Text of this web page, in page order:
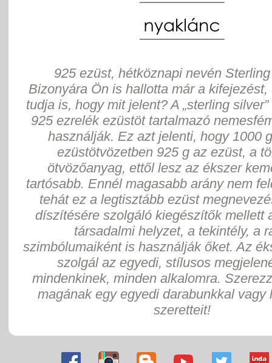
925 ezüst, hétköznapi nevén
Bizonyára Ön is hallotta már a kifejezést,
tudja is, hogy mit jelent? A „sterling
925 ezrelék ezüstöt tartalmazó
használják. Ez azt jelenti, hogy 1000
ezüstötvözetben 925 g az ezüst, a
ötvözőanyag, ettől lesz az ékszer
tartósabb. Ennél magasabb arány nem
tehát ez a legtisztább ezüst
díszítésére szolgáló kiegészítők mellett
társadalmi helyzet, a tekintély, a
szimbólumaiként is használják őket. Az
szolgál az egyedi, stílusos
mindenkinek, minden alkalomra.
magának egy egyedi darabunkkal vagy
szeretteit!